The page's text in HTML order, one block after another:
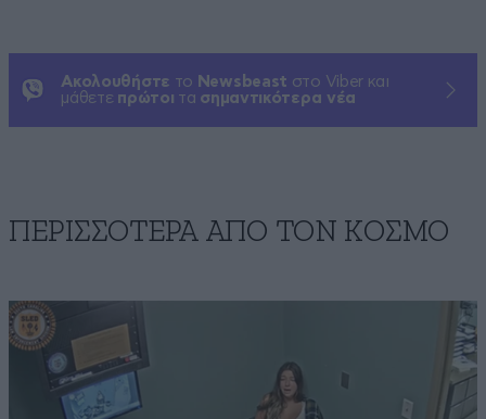
Ακολουθήστε το Newsbeast στο Viber και
μάθετε πρώτοι τα σημαντικότερα νέα
ΠΕΡΙΣΣΟΤΕΡΑ ΑΠΟ ΤΟΝ ΚΟΣΜΟ